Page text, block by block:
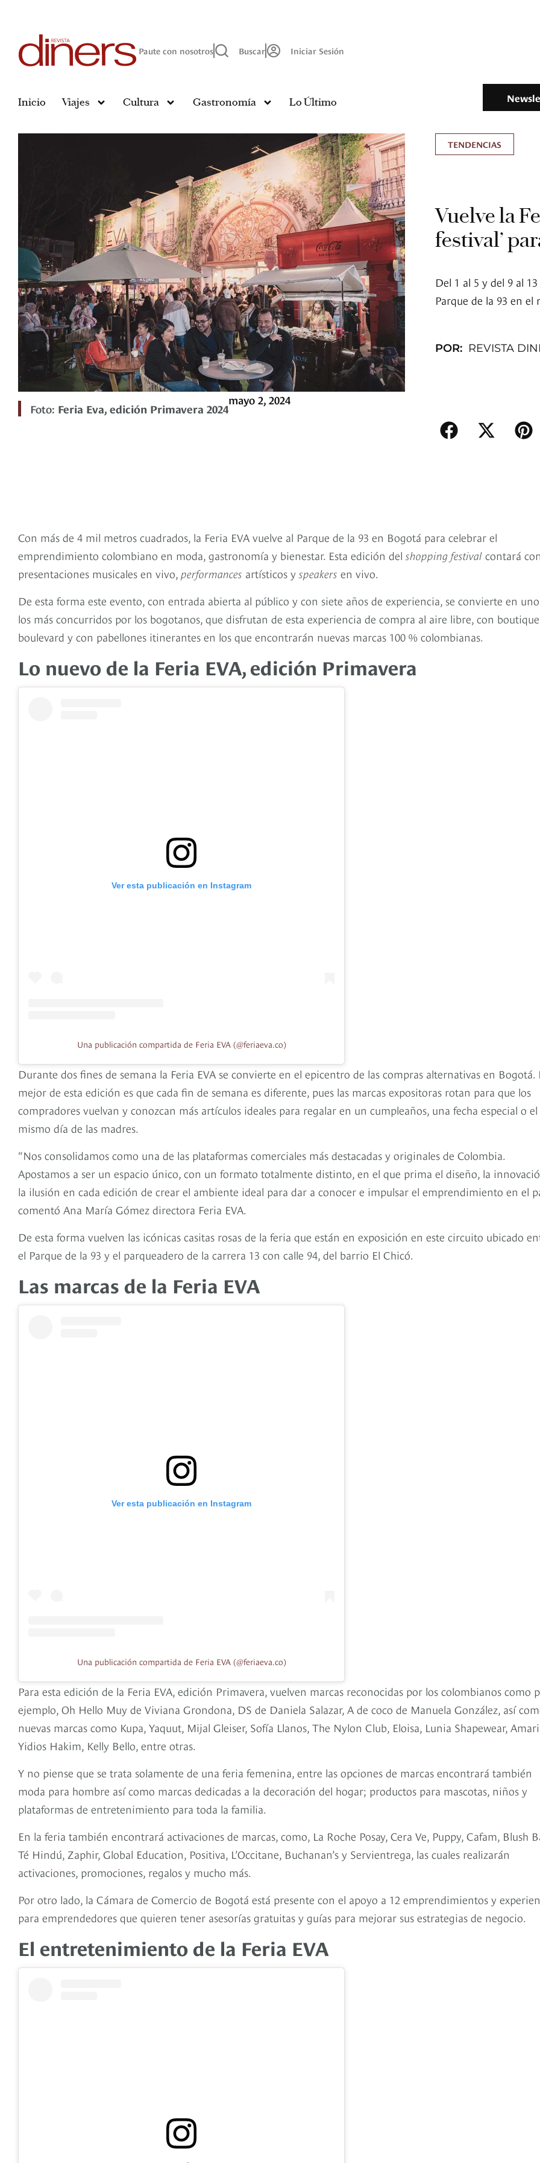
Paute con nosotros Buscar Iniciar Sesión
Inicio Viajes Cultura Gastronomía Lo Último
Foto: Feria Eva, edición Primavera 2024
mayo 2, 2024
TENDENCIAS
Vuelve la
festival’
Del 1 al 5 y del 9 al
Parque de la 93 en
POR: REVISTA
Con más de 4 mil metros cuadrados, la Feria EVA vuelve al Parque de la 93 en Bogotá para celebrar el
emprendimiento colombiano en moda, gastronomía y bienestar. Esta edición del shopping festival contará
presentaciones musicales en vivo, performances artísticos y speakers en vivo.
De esta forma este evento, con entrada abierta al público y con siete años de experiencia, se convierte en
los más concurridos por los bogotanos, que disfrutan de esta experiencia de compra al aire libre, con
boulevard y con pabellones itinerantes en los que encontrarán nuevas marcas 100 % colombianas.
Lo nuevo de la Feria EVA, edición Primavera
Ver esta publicación en Instagram
Una publicación compartida de Feria EVA (@feriaeva.co)
Durante dos fines de semana la Feria EVA se convierte en el epicentro de las compras alternativas en Bogotá.
mejor de esta edición es que cada fin de semana es diferente, pues las marcas expositoras rotan para que los
compradores vuelvan y conozcan más artículos ideales para regalar en un cumpleaños, una fecha especial o el
mismo día de las madres.
“Nos consolidamos como una de las plataformas comerciales más destacadas y originales de Colombia.
Apostamos a ser un espacio único, con un formato totalmente distinto, en el que prima el diseño, la
la ilusión en cada edición de crear el ambiente ideal para dar a conocer e impulsar el emprendimiento en el
comentó Ana María Gómez directora Feria EVA.
De esta forma vuelven las icónicas casitas rosas de la feria que están en exposición en este circuito ubicado
el Parque de la 93 y el parqueadero de la carrera 13 con calle 94, del barrio El Chicó.
Las marcas de la Feria EVA
Ver esta publicación en Instagram
Una publicación compartida de Feria EVA (@feriaeva.co)
Para esta edición de la Feria EVA, edición Primavera, vuelven marcas reconocidas por los colombianos como
ejemplo, Oh Hello Muy de Viviana Grondona, DS de Daniela Salazar, A de coco de Manuela González, así
nuevas marcas como Kupa, Yaquut, Mijal Gleiser, Sofía Llanos, The Nylon Club, Eloisa, Lunia Shapewear,
Yidios Hakim, Kelly Bello, entre otras.
Y no piense que se trata solamente de una feria femenina, entre las opciones de marcas encontrará también
moda para hombre así como marcas dedicadas a la decoración del hogar; productos para mascotas, niños y
plataformas de entretenimiento para toda la familia.
En la feria también encontrará activaciones de marcas, como, La Roche Posay, Cera Ve, Puppy, Cafam, Blush
Té Hindú, Zaphir, Global Education, Positiva, L’Occitane, Buchanan’s y Servientrega, las cuales realizarán
activaciones, promociones, regalos y mucho más.
Por otro lado, la Cámara de Comercio de Bogotá está presente con el apoyo a 12 emprendimientos y
para emprendedores que quieren tener asesorías gratuitas y guías para mejorar sus estrategias de negocio.
El entretenimiento de la Feria EVA